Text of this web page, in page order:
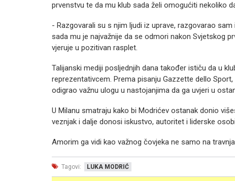
prvenstvu te da mu klub sada želi omogućiti nekoliko
- Razgovarali su s njim ljudi iz uprave, razgovarao
sada mu je najvažnije da se odmori nakon Svjetskog
vjeruje u pozitivan rasplet.
Talijanski mediji posljednjih dana također ističu da u
reprezentativcem. Prema pisanju Gazzette dello
odigrao važnu ulogu u nastojanjima da ga uvjeri u
U Milanu smatraju kako bi Modrićev ostanak donio
veznjak i dalje donosi iskustvo, autoritet i liderske
Amorim ga vidi kao važnog čovjeka ne samo na
Tagovi: LUKA MODRIĆ